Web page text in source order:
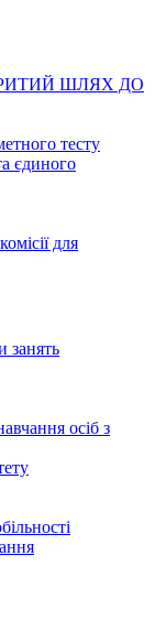
ШЛЯХ ДО
тесту
єдиного
для
занять
осіб з